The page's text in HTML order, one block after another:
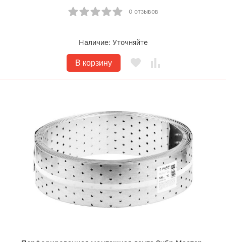
0 отзывов
Наличие: Уточняйте
В корзину